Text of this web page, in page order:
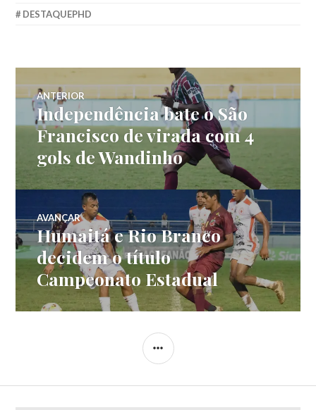
DESTAQUEPHD
ANTERIOR
Independência bate o São
Francisco de virada com 4
gols de Wandinho
AVANÇAR
Humaitá e Rio Branco
decidem o título
Campeonato Estadual